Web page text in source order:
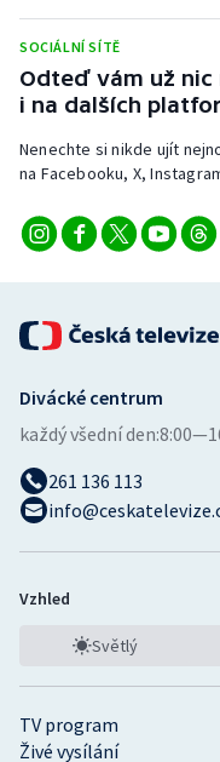
SOCIÁLNÍ SÍTĚ
Odteď vám už nic
i na dalších
Nenechte si nikde ujít
na Facebooku, X,
TV program
Živé vysílání
Divácké centrum
každý všední den:
261 136 113
Vzhled
Světlý